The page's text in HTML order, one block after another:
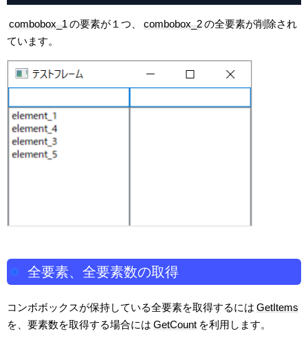
combobox_1の要素が１つ、 combobox_2の全要素が削除され
ています。
全要素、全要素数の取得
コンボボックスが保持している全要素を取得するには GetItems
を、要素数を取得する場合には GetCount を利用します。